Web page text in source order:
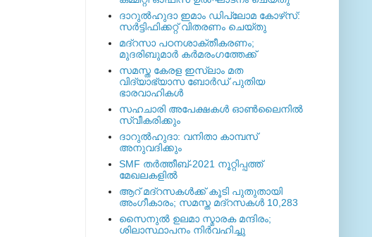
ദാറുല്‍ഹുദാ ഇമാം ഡിപ്ലോമ കോഴ്‌സ്:
സര്‍ട്ടിഫിക്കറ്റ് വിതരണം ചെയ്തു
മദ്‌റസാ പഠനശാക്തീകരണം;
മുദരിബുമാര്‍ കര്‍മരംഗത്തേക്ക്
സമസ്ത കേരള ഇസ്ലാം മത
വിദ്യാഭ്യാസ ബോര്‍ഡ് പുതിയ
ഭാരവാഹികള്‍
സഹചാരി അപേക്ഷകൾ ഓൺലൈനിൽ
സ്വീകരിക്കും
ദാറുല്‍ഹുദാ: വനിതാ കാമ്പസ്
അനുവദിക്കും
SMF തര്‍ത്തീബ്-2021 നൂറ്റിപ്പത്ത്
മേഖലകളില്‍
ആറ് മദ്റസകള്‍ക്ക് കൂടി പുതുതായി
അംഗീകാരം; സമസ്ത മദ്റസകള്‍ 10,283
സൈനുല്‍ ഉലമാ സ്മാരക മന്ദിരം;
ശിലാസ്ഥാപനം നിര്‍വഹിച്ചു